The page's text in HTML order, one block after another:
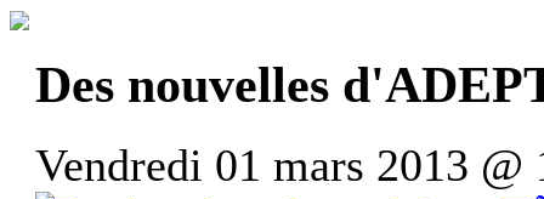
Des nouvelles
Vendredi 01 mars 2013